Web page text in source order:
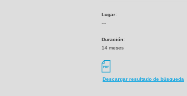
Lugar:
---
Duración:
14 meses
Descargar resultado de búsqueda